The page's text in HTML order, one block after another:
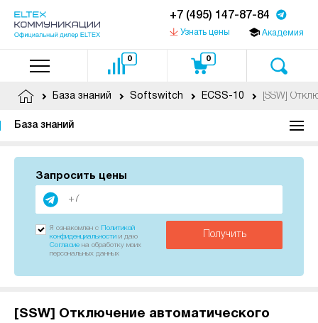
+7 (495) 147-87-84
Узнать цены Академия
0 0
База знаний Softswitch ECSS-10 [SSW]
База знаний
Запросить цены
Получить
Я ознакомлен с
Политикой
конфиденциальности и даю
Согласие на обработку моих
персональных данных
[SSW] Отключение автоматического